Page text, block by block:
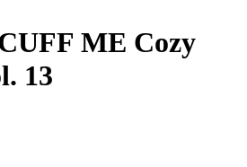
ME Cozy
13